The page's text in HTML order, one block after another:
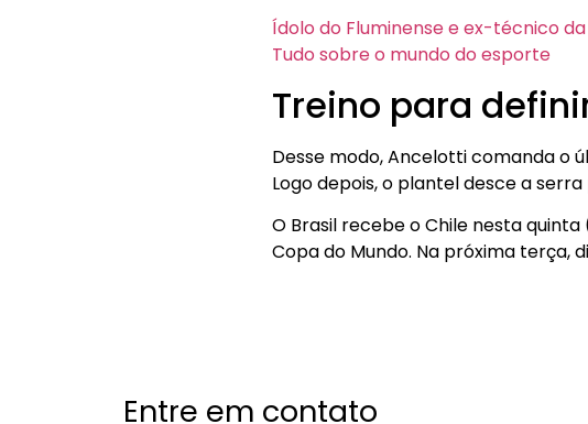
Ídolo do Fluminense e ex-técnico
Tudo sobre o mundo do esporte
Treino para
Desse modo, Ancelotti comanda o
Logo depois, o plantel desce a serra
O Brasil recebe o Chile nesta
Copa do Mundo. Na próxima terça,
Entre em contato